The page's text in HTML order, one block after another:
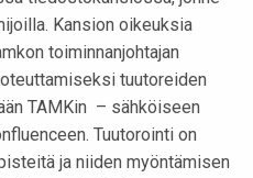
Kansion oikeuksia
toiminnanjohtajan
tuutoreiden
TAMKin – sähköiseen
Tuutorointi on
ja niiden myöntämisen